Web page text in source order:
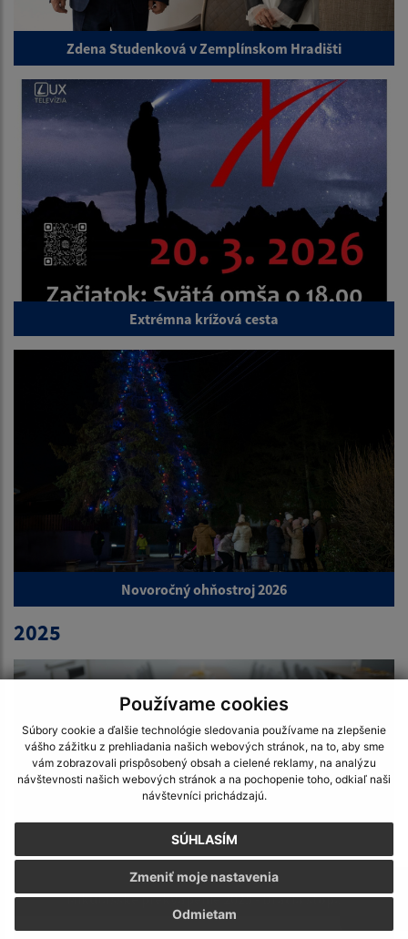
Používame cookies
Súbory cookie a ďalšie technológie sledovania používame na zlepšenie
vášho zážitku z prehliadania našich webových stránok, na to, aby sme
vám zobrazovali prispôsobený obsah a cielené reklamy, na analýzu
návštevnosti našich webových stránok a na pochopenie toho, odkiaľ naši
návštevníci prichádzajú.
SÚHLASÍM
Odmietam
Zmeniť moje nastavenia
Zdena Studenková v Zemplínskom Hradišti
Extrémna krížová cesta
Novoročný ohňostroj 2026
2025
Mikulášske prekvapenie 2025 - Dračia stopa